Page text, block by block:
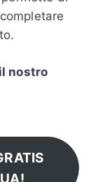
nostro